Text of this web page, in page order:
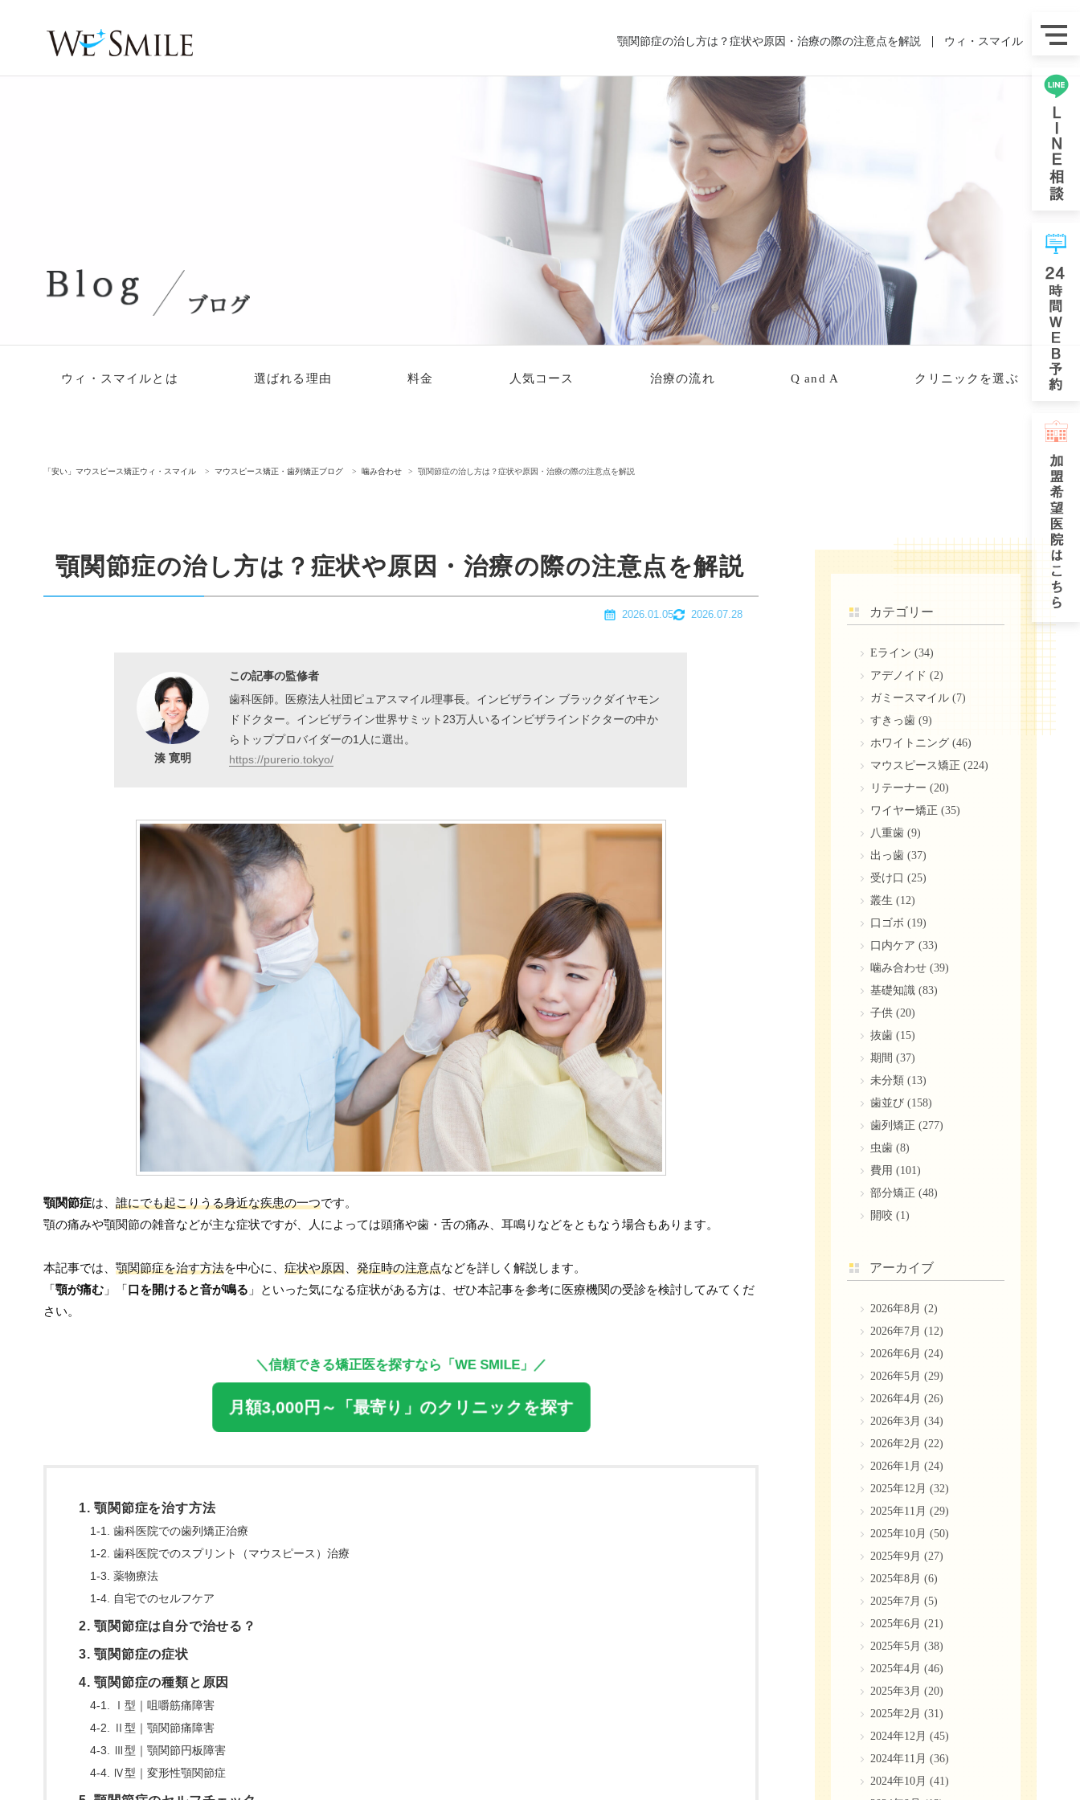
顎関節症の治し方は？症状や原因・治療の際の注意点を解説 ウィ・スマイル
ウィ・スマイルとは 選ばれる理由 料金 人気コース 治療の流れ Q and A クリニックを選ぶ
「安い」マウスピース矯正ウィ・スマイル マウスピース矯正・歯列矯正ブログ 噛み合わせ 顎関節症の治し方は？症状や原因・治療の際の注意点を解説
顎関節症の治し方は？症状や原因・治療の際の注意点を解説
2026.01.05 2026.07.28
湊 寛明
この記事の監修者
歯科医師。医療法人社団ピュアスマイル理事長。インビザライン ブラックダイヤモン
ドドクター。インビザライン世界サミット23万人いるインビザラインドクターの中か
らトッププロバイダーの1人に選出。
https://purerio.tokyo/
顎関節症は、 誰にでも起こりうる身近な疾患の一つです。
顎の痛みや顎関節の雑音などが主な症状ですが、人によっては頭痛や歯・舌の痛み、耳鳴りなどをともなう場合もあります。
本記事では、 顎関節症を治す方法を中心に、 症状や原因、 発症時の注意点などを詳しく解説します。
「顎が痛む」「口を開けると音が鳴る 」といった気になる症状がある方は、ぜひ本記事を参考に医療機関の受診を検討してみてくだ
さい。
＼信頼できる矯正医を探すなら 「WE SMILE」／
月額3,000円～ 「最寄り」のクリニックを探す
1. 顎関節症を治す方法
1-1. 歯科医院での歯列矯正治療
1-2. 歯科医院でのスプリント（マウスピース）治療
1-3. 薬物療法
1-4. 自宅でのセルフケア
2. 顎関節症は自分で治せる？
3. 顎関節症の症状
4. 顎関節症の種類と原因
4-1. Ⅰ型｜咀嚼筋痛障害
4-2. Ⅱ型｜顎関節痛障害
4-3. Ⅲ型｜顎関節円板障害
4-4. Ⅳ型｜変形性顎関節症
カテゴリー
Eライン (34)
アデノイド (2)
ガミースマイル(7)
すきっ歯(9)
ホワイトニング(46)
マウスピース矯正 (224)
リテーナー (20)
ワイヤー矯正 (35)
八重歯(9)
出っ歯(37)
受け口 (25)
叢生 (12)
口ゴボ (19)
口内ケア (33)
噛み合わせ(39)
基礎知識(83)
子供(20)
抜歯(15)
期間 (37)
未分類(13)
歯並び(158)
歯列矯正 (277)
虫歯(8)
費用 (101)
部分矯正 (48)
開咬 (1)
アーカイブ
2026年8月 (2)
2026年7月 (12)
2026年6月 (24)
2026年5月 (29)
2026年4月 (26)
2026年3月 (34)
2026年2月 (22)
2026年1月 (24)
2025年12月 (32)
2025年11月 (29)
2025年10月 (50)
2025年9月 (27)
2025年8月 (6)
2025年7月 (5)
2025年6月 (21)
2025年5月 (38)
2025年4月 (46)
2025年3月 (20)
2025年2月 (31)
2024年12月 (45)
2024年11月 (36)
2024年10月 (41)